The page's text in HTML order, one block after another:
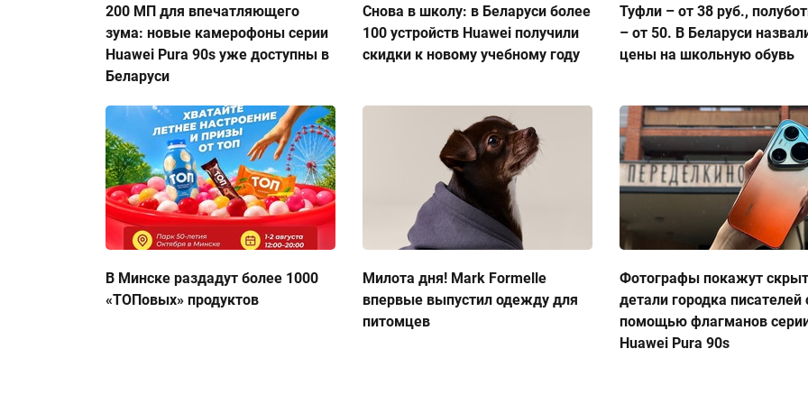
200 МП для впечатляющего
зума: новые камерофоны серии
Huawei Pura 90s уже доступны в
Беларуси
Снова в школу: в Беларуси более
100 устройств Huawei получили
скидки к новому учебному году
Туфли – от 38 руб.,
– от 50. В Беларуси
цены на школьную обувь
В Минске раздадут более 1000
«ТОПовых» продуктов
Милота дня! Mark Formelle
впервые выпустил одежду для
питомцев
Фотографы покажут
детали городка писателей
помощью флагманов
Huawei Pura 90s